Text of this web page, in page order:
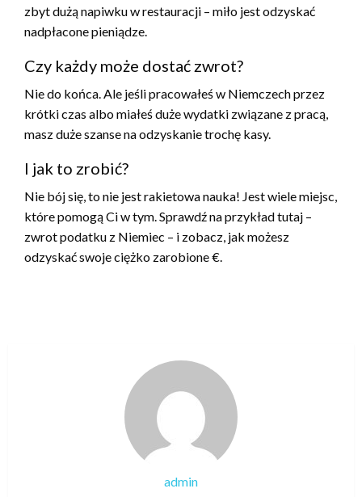
zbyt dużą napiwku w restauracji – miło jest odzyskać
nadpłacone pieniądze.
Czy każdy może dostać zwrot?
Nie do końca. Ale jeśli pracowałeś w Niemczech przez
krótki czas albo miałeś duże wydatki związane z pracą,
masz duże szanse na odzyskanie trochę kasy.
I jak to zrobić?
Nie bój się, to nie jest rakietowa nauka! Jest wiele miejsc,
które pomogą Ci w tym. Sprawdź na przykład tutaj –
zwrot podatku z Niemiec – i zobacz, jak możesz
odzyskać swoje ciężko zarobione €.
admin